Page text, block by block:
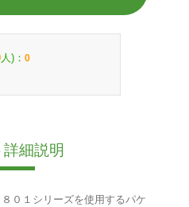
人)： 0
詳細説明
０１シリーズを使用するパケ